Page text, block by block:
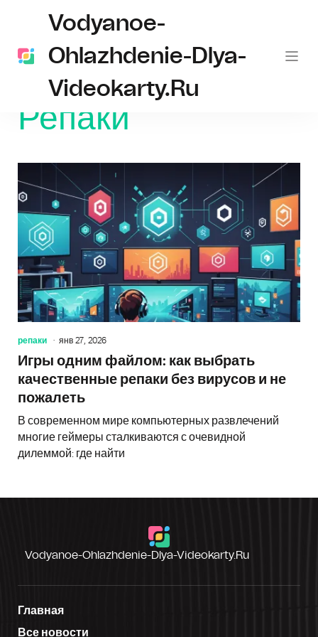
Vodyanoe-
Ohlazhdenie-Dlya-
Videokarty.ru
Главная Репаки
Репаки
репаки янв 27, 2026
Игры одним файлом: как выбрать
качественные репаки без вирусов и не
пожалеть
В современном мире компьютерных развлечений
многие геймеры сталкиваются с очевидной
дилеммой: где найти
Vodyanoe-Ohlazhdenie-Dlya-Videokarty.ru
Главная
Все новости